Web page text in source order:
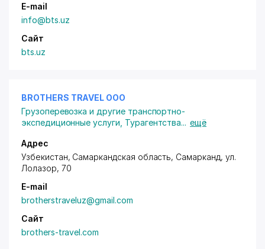
E-mail
info@bts.uz
Сайт
bts.uz
BROTHERS TRAVEL ООО
Грузоперевозка и другие транспортно-
экспедиционные услуги Турагентства... ещё
Адрес
Узбекистан, Самаркандская область, Самарканд, ул.
Лолазор, 70
E-mail
brotherstraveluz@gmail.com
Сайт
brothers-travel.com